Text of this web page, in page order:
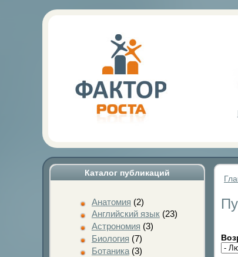
Каталог публикаций
Анатомия (2)
Английский язык(23)
Астрономия (3)
Биология (7)
Ботаника(3)